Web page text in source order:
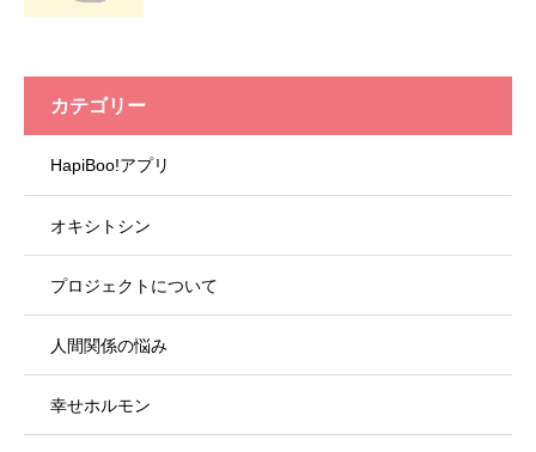
カテゴリー
HapiBoo!アプリ
オキシトシン
プロジェクトについて
人間関係の悩み
幸せホルモン